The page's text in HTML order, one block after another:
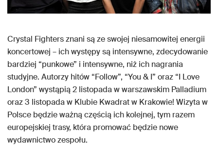
Crystal Fighters znani są ze swojej niesamowitej energii
koncertowej – ich występy są intensywne, zdecydowanie
bardziej “punkowe” i intensywne, niż ich nagrania
studyjne. Autorzy hitów “Follow”, “You & I” oraz “I Love
London” wystąpią 2 listopada w warszawskim Palladium
oraz 3 listopada w Klubie Kwadrat w Krakowie! Wizyta w
Polsce będzie ważną częścią ich kolejnej, tym razem
europejskiej trasy, która promować będzie nowe
wydawnictwo zespołu.